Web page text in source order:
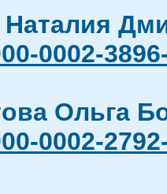
Наталия
0002-
Ольга
0002-